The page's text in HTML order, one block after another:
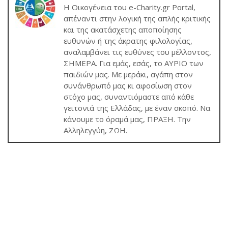
Η Οικογένεια του e-Charity.gr Portal,
απέναντι στην λογική της απλής κριτικής
και της ακατάσχετης αποποίησης
ευθυνών ή της άκρατης φιλολογίας,
αναλαμβάνει τις ευθύνες του μέλλοντος,
ΣΗΜΕΡΑ. Για εμάς, εσάς, το ΑΥΡΙΟ των
παιδιών μας. Με μεράκι, αγάπη στον
συνάνθρωπό μας κι αφοσίωση στον
στόχο μας, συναντιόμαστε από κάθε
γειτονιά της Ελλάδας, με έναν σκοπό. Να
κάνουμε το όραμά μας, ΠΡΑΞΗ. Την
Αλληλεγγύη, ΖΩΗ.